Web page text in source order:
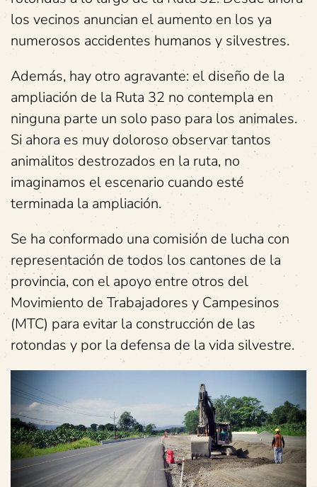
los vecinos anuncian el aumento en los ya
numerosos accidentes humanos y silvestres.
Además, hay otro agravante: el diseño de la
ampliación de la Ruta 32 no contempla en
ninguna parte un solo paso para los animales.
Si ahora es muy doloroso observar tantos
animalitos destrozados en la ruta, no
imaginamos el escenario cuando esté
terminada la ampliación.
Se ha conformado una comisión de lucha con
representación de todos los cantones de la
provincia, con el apoyo entre otros del
Movimiento de Trabajadores y Campesinos
(MTC) para evitar la construcción de las
rotondas y por la defensa de la vida silvestre.